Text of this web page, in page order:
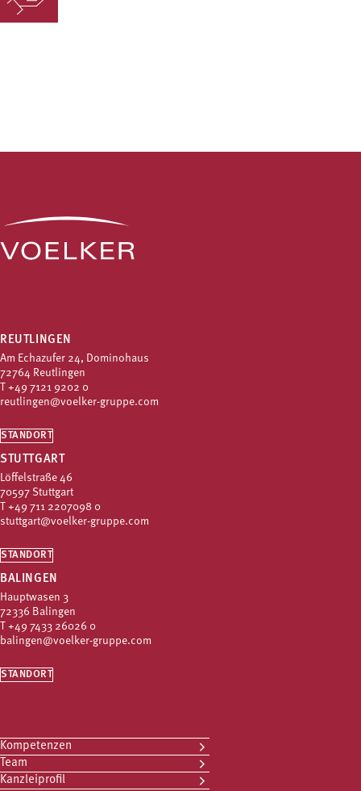
REUTLINGEN
Am Echazufer 24, Dominohaus
72764 Reutlingen
+49 7121 9202 0
reutlingen@voelker-gruppe.com
STANDORT
STUTTGART
Löffelstraße 46
70597 Stuttgart
+49 711 2207098 0
stuttgart@voelker-gruppe.com
STANDORT
BALINGEN
Hauptwasen 3
72336 Balingen
+49 7433 26026 0
balingen@voelker-gruppe.com
STANDORT
Kompetenzen
Team
Kanzleiprofil